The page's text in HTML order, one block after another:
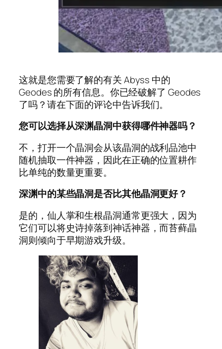
这就是您需要了解的有关 Abyss 中的
Geodes 的所有信息。你已经破解了 Geodes
了吗？请在下面的评论中告诉我们。
您可以选择从深渊晶洞中获得哪件神器吗？
不，打开一个晶洞会从该晶洞的战利品池中
随机抽取一件神器，因此在正确的位置耕作
比单纯的数量更重要。
深渊中的某些晶洞是否比其他晶洞更好？
是的，仙人掌和生根晶洞通常更强大，因为
它们可以将史诗掉落到神话神器，而苔藓晶
洞则倾向于早期游戏升级。